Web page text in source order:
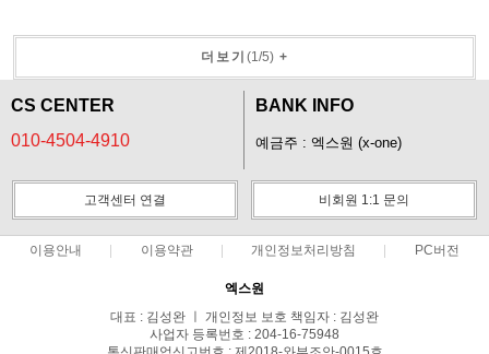
더보기 (1/5)+
CS CENTER
010-4504-4910
BANK INFO
예금주 : 엑스원 (x-one)
고객센터 연결 비회원 1:1 문의
이용안내 이용약관 개인정보처리방침 PC버전
엑스원
대표 : 김성완 ㅣ 개인정보 보호 책임자 : 김성완
사업자 등록번호 : 204-16-75948